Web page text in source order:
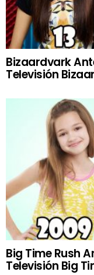
Bizaardvark
Televisión
Big Time Rush
Televisión Big